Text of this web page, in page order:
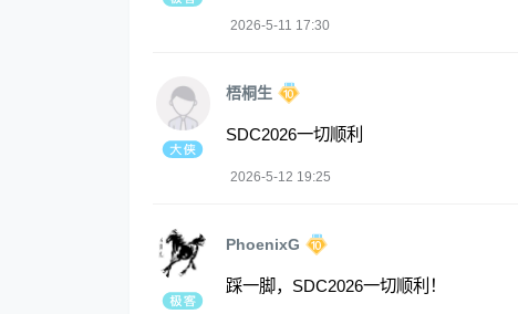
2026-5-11 17:30
梧桐生
SDC2026一切顺利
2026-5-12 19:25
PhoenixG
踩一脚，SDC2026一切顺利！